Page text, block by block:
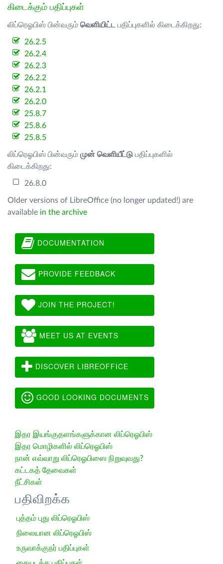
கிடைக்கும் பதிப்புகள்
லிப்ரெஓபிஸ் பின்வரும் வெளியிட்ட பதிப்புகளில் கிடைக்கிறது:
26.2.5
26.2.4
26.2.3
26.2.2
26.2.1
26.2.0
25.8.7
25.8.6
25.8.5
லிப்ரெஓபிஸ் பின்வரும் முன் வெளியீட்டு பதிப்புகளில்
கிடைக்கிறது:
26.8.0
Older versions of LibreOffice (no longer updated!) are
available in the archive
DOCUMENTATION
PROVIDE FEEDBACK
JOIN THE PROJECT!
MEET US AT EVENTS
DISCOVER LIBREOFFICE
GOOD LOOKING DOCUMENTS
இதர இயங்குதளங்களுக்கான லிப்ரெஓபிஸ்
இதர மொழிகளில் லிப்ரெஓபிஸ்
நான் எவ்வாறு லிப்ரெஓபிஸை நிறுவுவது?
கட்டகத் தேவைகள்
நீட்சிகள்
பதிவிறக்க
புத்தம் புது லிப்ரெஓபிஸ்
நிலையான லிப்ரெஓபிஸ்
உருவாக்குநர் பதிப்புகள்